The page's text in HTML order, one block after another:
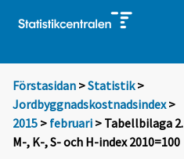
Förstasidan >Statistik >
Jordbyggnadskostnadsindex>
2015 > februari > Tabellbilaga 2.
M-, K-, S- och H-index 2010=100